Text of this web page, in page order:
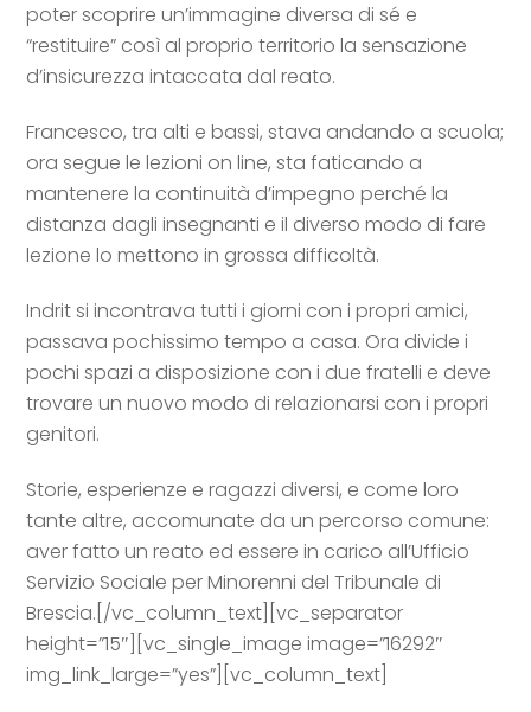
poter scoprire un’immagine diversa di sé e
“restituire” così al proprio territorio la sensazione
d’insicurezza intaccata dal reato.
Francesco, tra alti e bassi, stava andando a scuola;
ora segue le lezioni on line, sta faticando a
mantenere la continuità d’impegno perché la
distanza dagli insegnanti e il diverso modo di fare
lezione lo mettono in grossa difficoltà.
Indrit si incontrava tutti i giorni con i propri amici,
passava pochissimo tempo a casa. Ora divide i
pochi spazi a disposizione con i due fratelli e deve
trovare un nuovo modo di relazionarsi con i propri
genitori.
Storie, esperienze e ragazzi diversi, e come loro
tante altre, accomunate da un percorso comune:
aver fatto un reato ed essere in carico all’Ufficio
Servizio Sociale per Minorenni del Tribunale di
Brescia. [/vc_column_text][vc_separator
height=”15″][vc_single_image image=”16292″
img_link_large=”yes”][vc_column_text]